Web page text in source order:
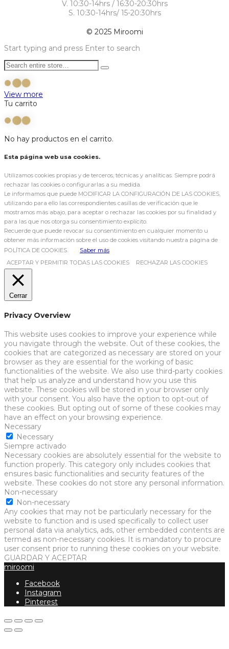
V. 10:30-14hrs / 16:30-20:30hrs
S. 10:30-14hrs/ 15-20:30hrs
© 2025 Miroomi
Start typing and press Enter to search
View more
Tu carrito
No hay productos en el carrito.
Esta página web usa cookies.
Utilizamos cookies propias y de terceros, técnicas y analíticas. Siempre podrá
rechazar las cookies o configurarlas a su medida.
Le informamos que puede MODIFICAR LA CONFIGURACIÓN DE LAS COOKIES,
utilizando para ello las correspondientes casillas de verificación que le
mostramos más abajo, para aceptar o rechazar las cookies por su finalidad y
para las que nos otorga su consentimiento explícito.
Recuerde que puede revocar su consentimiento en cualquier momento u
obtener más información sobre el uso de cookies visitando nuestra página de
POLÍTICA DE COOKIES.
Saber más
ACEPTAR Y PERMITIR TODAS LAS COOKIES
RECHAZAR LAS COOKIES
Cerrar
Privacy Overview
This website uses cookies to improve your experience while
you navigate through the website. Out of these cookies, the
cookies that are categorized as necessary are stored on your
browser as they are essential for the working of basic
functionalities of the website. We also use third-party cookies
that help us analyze and understand how you use this
website. These cookies will be stored in your browser only
with your consent. You also have the option to opt-out of
these cookies. But opting out of some of these cookies may
have an effect on your browsing experience.
Necessary
Necessary
Siempre activado
Necessary cookies are absolutely essential for the website to
function properly. This category only includes cookies that
ensures basic functionalities and security features of the
website. These cookies do not store any personal information.
Non-necessary
Non-necessary
Any cookies that may not be particularly necessary for the
website to function and is used specifically to collect user
personal data via analytics, ads, other embedded contents are
termed as non-necessary cookies. It is mandatory to procure
user consent prior to running these cookies on your website.
GUARDAR Y ACEPTAR
miroomi
Facebook
Instagram
Pinterest